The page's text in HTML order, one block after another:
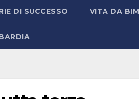
DI SUCCESSO VITA DA